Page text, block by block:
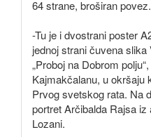
64 strane, broširan povez.
-Tu je i dvostrani poster
jednoj strani čuvena
„Proboj na Dobrom
Kajmakčalanu, u okršaju
Prvog svetskog rata. Na
portret Arčibalda Rajsa
Lozani.